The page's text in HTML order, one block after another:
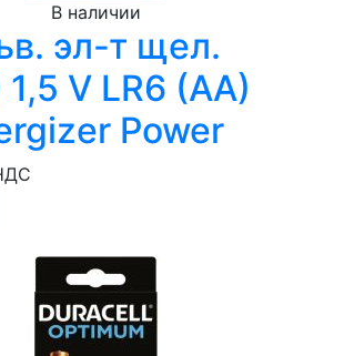
В наличии
эл-т щел.
V LR6 (AA)
Power